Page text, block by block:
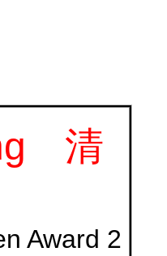
清
Award 2